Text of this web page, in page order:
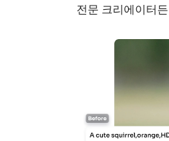
전문 크리에이터